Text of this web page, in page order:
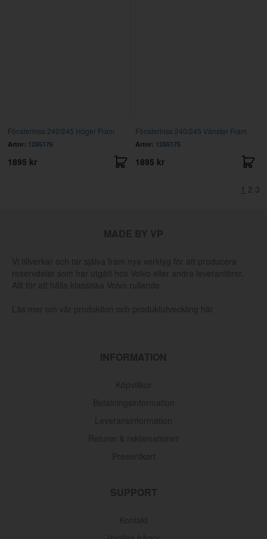
Fönsterhiss 240/245 Höger Fram
Artnr: 1255176
1895 kr
Fönsterhiss 240/245 Vänster Fram
Artnr: 1255175
1895 kr
1 2 3